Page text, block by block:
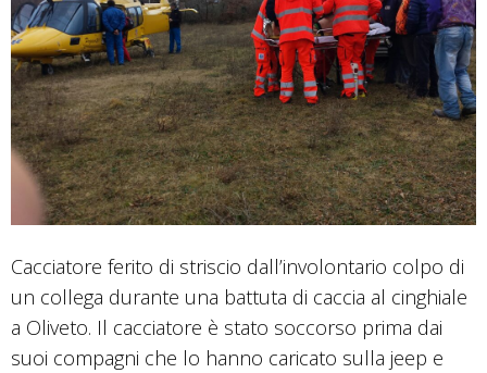
Cacciatore ferito di striscio dall’involontario colpo di
un collega durante una battuta di caccia al cinghiale
a Oliveto. Il cacciatore è stato soccorso prima dai
suoi compagni che lo hanno caricato sulla jeep e